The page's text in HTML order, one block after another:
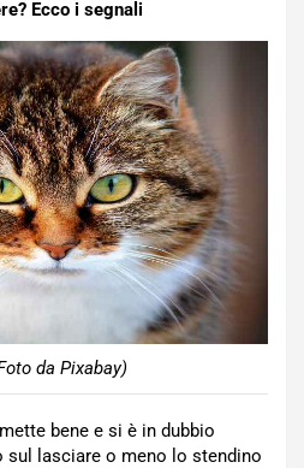
Ecco i segnali
da Pixabay)
bene e si è in dubbio
sul lasciare o meno lo stendino